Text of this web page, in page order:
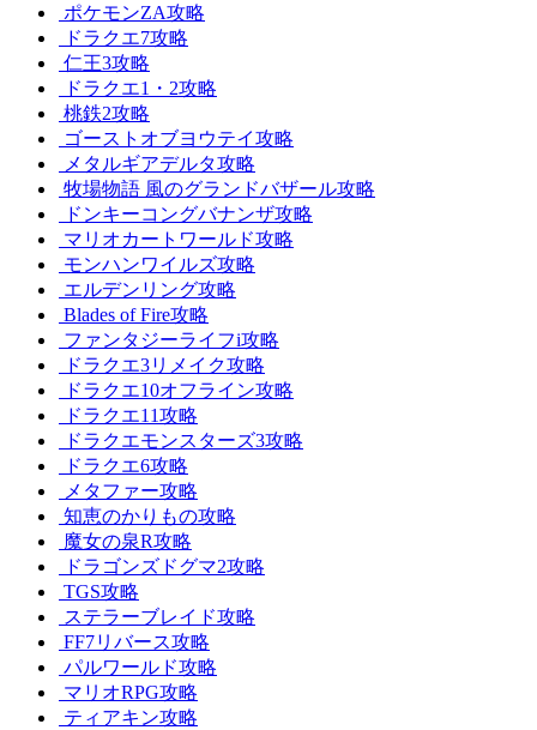
ポケモンZA攻略
ドラクエ7攻略
仁王3攻略
ドラクエ1・2攻略
桃鉄2攻略
ゴーストオブヨウテイ攻略
メタルギアデルタ攻略
牧場物語 風のグランドバザール攻略
ドンキーコングバナンザ攻略
マリオカートワールド攻略
モンハンワイルズ攻略
エルデンリング攻略
Blades of Fire攻略
ファンタジーライフi攻略
ドラクエ3リメイク攻略
ドラクエ10オフライン攻略
ドラクエ11攻略
ドラクエモンスターズ3攻略
ドラクエ6攻略
メタファー攻略
知恵のかりもの攻略
魔女の泉R攻略
ドラゴンズドグマ2攻略
TGS攻略
ステラーブレイド攻略
FF7リバース攻略
パルワールド攻略
マリオRPG攻略
ティアキン攻略